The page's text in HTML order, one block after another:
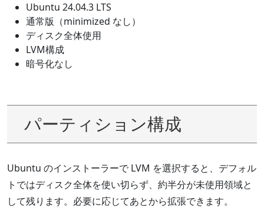
Ubuntu 24.04.3 LTS
通常版（minimized なし）
ディスク全体使用
LVM構成
暗号化なし
パーティション構成
Ubuntu のインストーラーで LVM を選択すると、デフォル
トではディスク全体を使い切らず、約半分が未使用領域と
して残ります。必要に応じてあとから拡張できます。